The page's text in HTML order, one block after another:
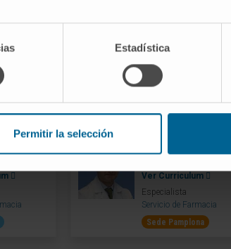
Estadística
Permitir la selección
de profesionales
Dr. Xabier Abasolo
Ver Curriculum
Especialista
Servicio de Farmacia
Sede Pamplona